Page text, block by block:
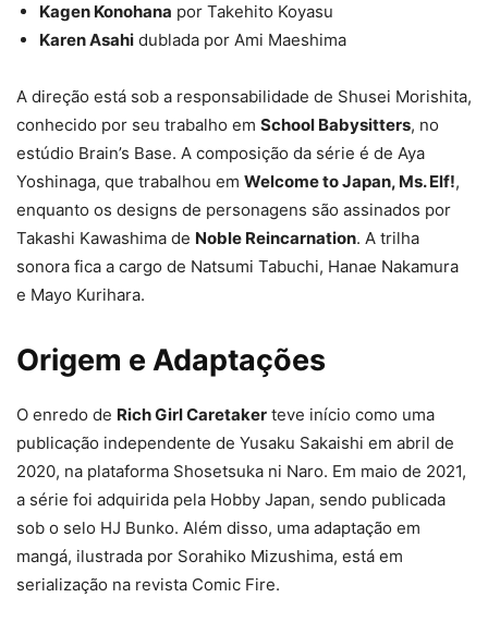
Kagen Konohana por Takehito Koyasu
Karen Asahi dublada por Ami Maeshima
A direção está sob a responsabilidade de Shusei Morishita,
conhecido por seu trabalho em School Babysitters, no
estúdio Brain’s Base. A composição da série é de Aya
Yoshinaga, que trabalhou em Welcome to Japan, Ms. Elf!,
enquanto os designs de personagens são assinados por
Takashi Kawashima de Noble Reincarnation. A trilha
sonora fica a cargo de Natsumi Tabuchi, Hanae Nakamura
e Mayo Kurihara.
Origem e Adaptações
O enredo de Rich Girl Caretaker teve início como uma
publicação independente de Yusaku Sakaishi em abril de
2020, na plataforma Shosetsuka ni Naro. Em maio de 2021,
a série foi adquirida pela Hobby Japan, sendo publicada
sob o selo HJ Bunko. Além disso, uma adaptação em
mangá, ilustrada por Sorahiko Mizushima, está em
serialização na revista Comic Fire.